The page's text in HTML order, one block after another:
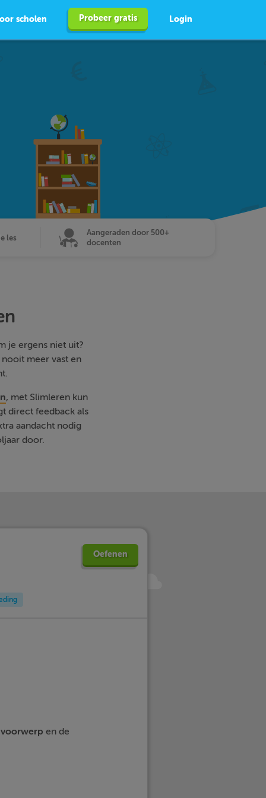
scholen Probeer gratis Login
les
Aangeraden door 500+
docenten
je ergens niet uit?
meer vast en
, met Slimleren kun
direct feedback als
aandacht nodig
door.
Oefenen
en de